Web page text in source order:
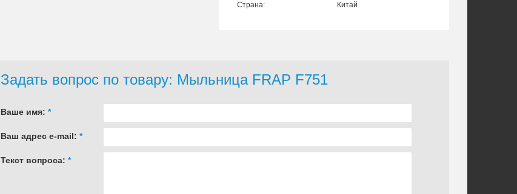
Страна: Китай
Задать вопрос по товару: Мыльница FRAP F751
Ваше имя: *
Ваш адрес e-mail: *
Текст вопроса: *